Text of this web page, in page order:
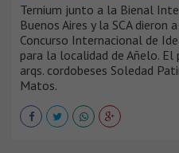
Ternium junto a la Bienal
Buenos Aires y la SCA
Concurso Internacional de
para la localidad de Añelo.
arqs. cordobeses Soledad
Matos.